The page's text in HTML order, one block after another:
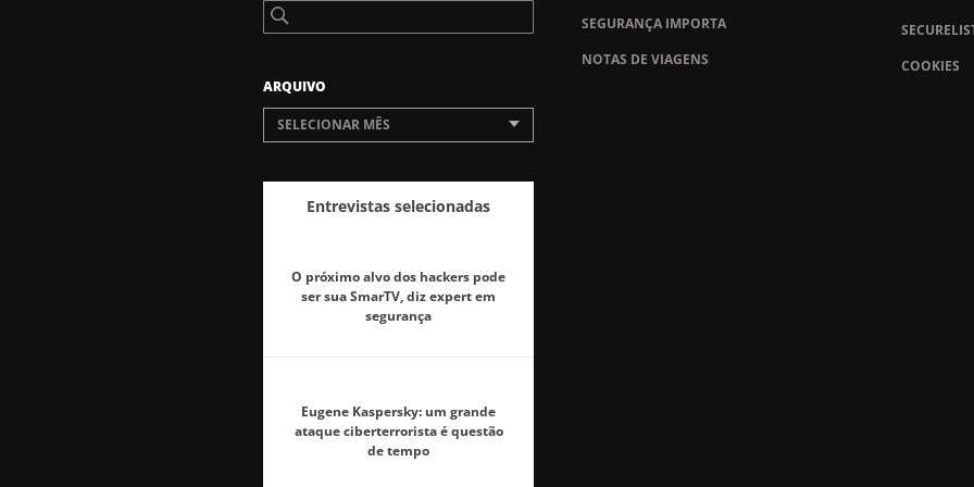
ARQUIVO
SELECIONAR MÊS
Entrevistas selecionadas
O próximo alvo dos hackers pode
ser sua SmarTV, diz expert em
segurança
Eugene Kaspersky: um grande
ataque ciberterrorista é questão
de tempo
SEGURANÇA IMPORTA
NOTAS DE VIAGENS
COOKIES